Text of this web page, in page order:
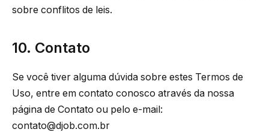
sobre conflitos de leis.
10. Contato
Se você tiver alguma dúvida sobre estes Termos de
Uso, entre em contato conosco através da nossa
página de Contato ou pelo e-mail:
contato@djob.com.br